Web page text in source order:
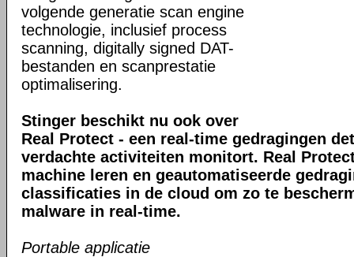
volgende generatie scan engine
technologie, inclusief process
scanning, digitally signed DAT-
bestanden en scanprestatie
optimalisering.
Stinger beschikt nu ook over
Real Protect - een real-time gedragingen
verdachte activiteiten monitort. Real
machine leren en geautomatiseerde
classificaties in de cloud om zo te
malware in real-time.
Portable applicatie